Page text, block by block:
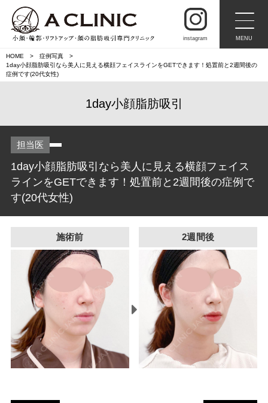
instagram MENU
HOME
症例写真
1day小顔脂肪吸引なら美人に見える横顔フェイスラインをGETできます！処置前と2週間後の
症例です(20代女性)
1day小顔脂肪吸引
担当医
1day小顔脂肪吸引なら美人に見える横顔フェイス
ラインをGETできます！処置前と2週間後の症例で
す(20代女性)
施術前 2週間後